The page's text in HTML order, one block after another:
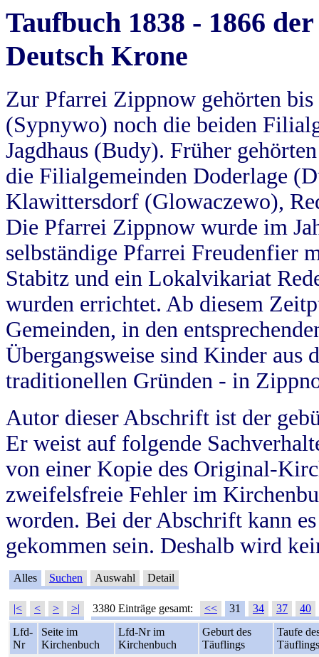
Taufbuch 1838 - 1866
Deutsch Krone
Zur Pfarrei Zippnow gehörten
(Sypnywo) noch die beiden
Jagdhaus (Budy). Früher
die Filialgemeinden Doderlage
Klawittersdorf (Glowaczewo),
Die Pfarrei Zippnow wurde im
selbständige Pfarrei Freudenfier
Stabitz und ein Lokalvikariat
wurden errichtet. Ab diesem
Gemeinden, in den
Übergangsweise sind Kinder aus
traditionellen Gründen - in
Autor dieser Abschrift ist der
Er weist auf folgende
von einer Kopie des Original-
zweifelsfreie Fehler im
worden. Bei der Abschrift kann
gekommen sein. Deshalb wird
Alles Suchen Auswahl Detail
|< < > >| 3380 Einträge gesamt: << 31 34 37
40
Lfd-
Nr
Seite im
Kirchenbuch
Lfd-Nr im
Kirchenbuch
Geburt des
Täuflings
Taufe
Täuflings